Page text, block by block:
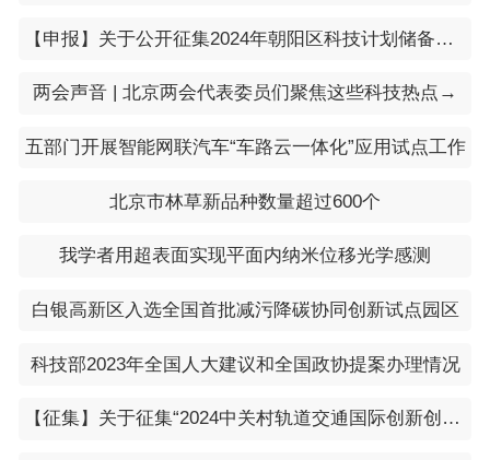
【申报】关于公开征集2024年朝阳区科技计划储备项目入库的通知
两会声音 | 北京两会代表委员们聚焦这些科技热点→
五部门开展智能网联汽车“车路云一体化”应用试点工作
北京市林草新品种数量超过600个
我学者用超表面实现平面内纳米位移光学感测
白银高新区入选全国首批减污降碳协同创新试点园区
科技部2023年全国人大建议和全国政协提案办理情况
【征集】关于征集“2024中关村轨道交通国际创新创业大赛” 项目的通知